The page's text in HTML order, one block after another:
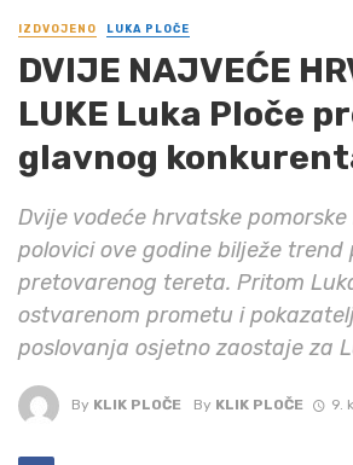
IZDVOJENO LUKA PLOČE
DVIJE NAJVEĆE
LUKE Luka Ploče
glavnog
Dvije vodeće hrvatske
polovici ove godine bilježe trend
pretovarenog tereta. Pritom
ostvarenom prometu i
poslovanja osjetno zaostaje za
By KLIK PLOČE By KLIK PLOČE 9.